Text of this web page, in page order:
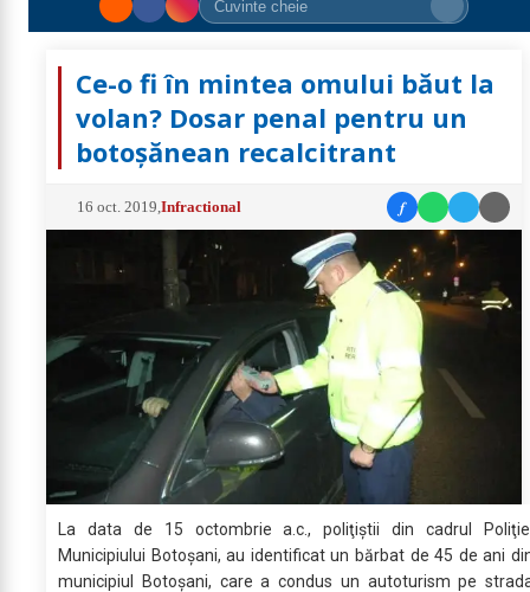
Ce-o fi în mintea omului băut la
volan? Dosar penal pentru un
botoșănean recalcitrant
16 oct. 2019 ,Infractional f
La data de 15 octombrie a.c., poliţiştii din cadrul
Municipiului Botoşani, au identificat un bărbat de 45 de ani
municipiul Botoşani, care a condus un autoturism pe